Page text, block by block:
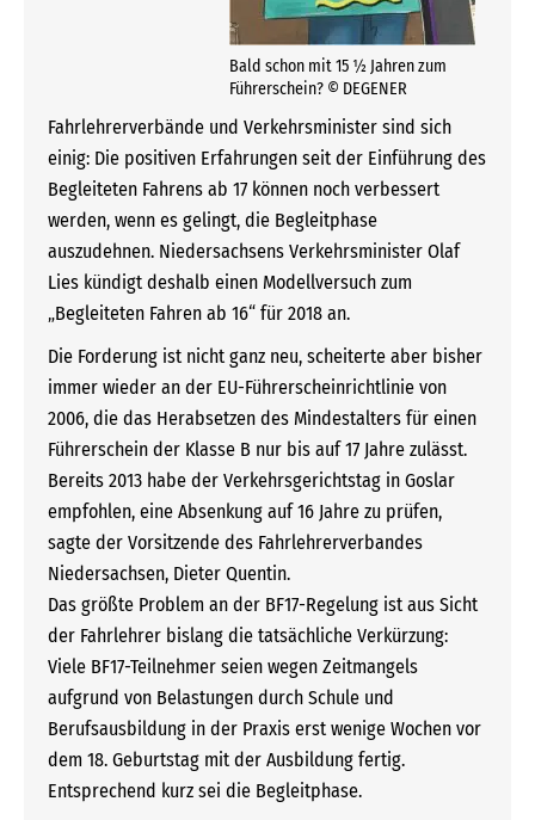
Bald schon mit 15 ½ Jahren zum
Führerschein? © DEGENER
Fahrlehrerverbände und Verkehrsminister sind sich
einig: Die positiven Erfahrungen seit der Einführung des
Begleiteten Fahrens ab 17 können noch verbessert
werden, wenn es gelingt, die Begleitphase
auszudehnen. Niedersachsens Verkehrsminister Olaf
Lies kündigt deshalb einen Modellversuch zum
„Begleiteten Fahren ab 16“ für 2018 an.
Die Forderung ist nicht ganz neu, scheiterte aber bisher
immer wieder an der EU-Führerscheinrichtlinie von
2006, die das Herabsetzen des Mindestalters für einen
Führerschein der Klasse B nur bis auf 17 Jahre zulässt.
Bereits 2013 habe der Verkehrsgerichtstag in Goslar
empfohlen, eine Absenkung auf 16 Jahre zu prüfen,
sagte der Vorsitzende des Fahrlehrerverbandes
Niedersachsen, Dieter Quentin.
Das größte Problem an der BF17-Regelung ist aus Sicht
der Fahrlehrer bislang die tatsächliche Verkürzung:
Viele BF17-Teilnehmer seien wegen Zeitmangels
aufgrund von Belastungen durch Schule und
Berufsausbildung in der Praxis erst wenige Wochen vor
dem 18. Geburtstag mit der Ausbildung fertig.
Entsprechend kurz sei die Begleitphase.